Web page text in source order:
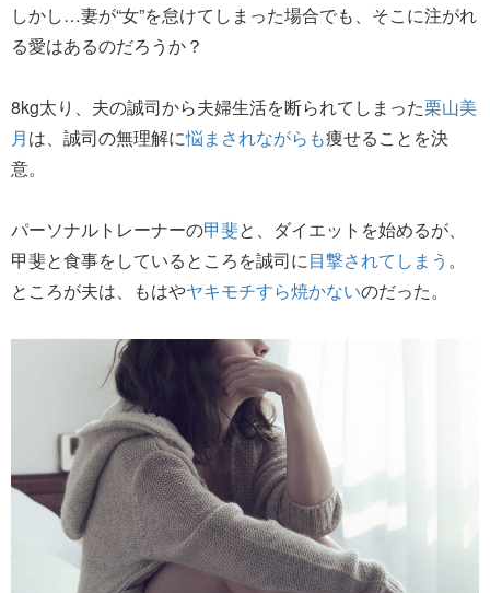
しかし…妻が“女”を怠けてしまった場合でも、そこに注がれ
る愛はあるのだろうか？
8kg太り、夫の誠司から夫婦生活を断られてしまった栗山美
月は、誠司の無理解に悩まされながらも痩せることを決
意。
パーソナルトレーナーの甲斐と、ダイエットを始めるが、
甲斐と食事をしているところを誠司に目撃されてしまう 。
ところが夫は、もはやヤキモチすら焼かないのだった。